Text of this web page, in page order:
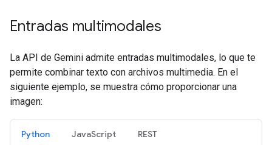
Entradas multimodales
La API de Gemini admite entradas multimodales, lo que te
permite combinar texto con archivos multimedia. En el
siguiente ejemplo, se muestra cómo proporcionar una
imagen:
Python JavaScript REST